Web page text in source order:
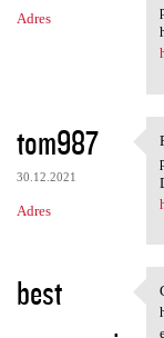
Adres
tom987
30.12.2021
Adres
best